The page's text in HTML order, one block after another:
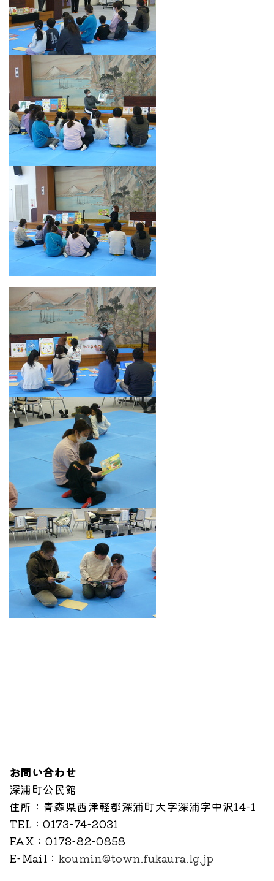
お問い合わせ
深浦町公民館
住所 ：青森県西津軽郡深浦町大字深浦字中沢14-1
TEL ：0173-74-2031
FAX ：0173-82-0858
E-Mail ： koumin@town.fukaura.lg.jp